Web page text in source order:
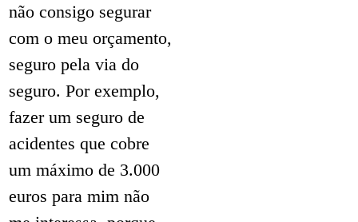
não consigo segurar
com o meu orçamento,
seguro pela via do
seguro. Por exemplo,
fazer um seguro de
acidentes que cobre
um máximo de 3.000
euros para mim não